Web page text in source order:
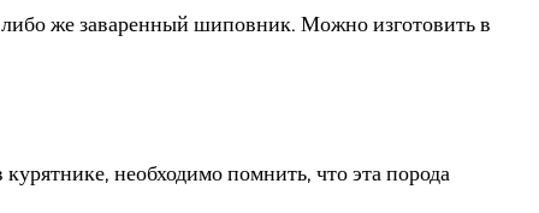
же заваренный шиповник. Можно изготовить в
необходимо помнить, что эта порода